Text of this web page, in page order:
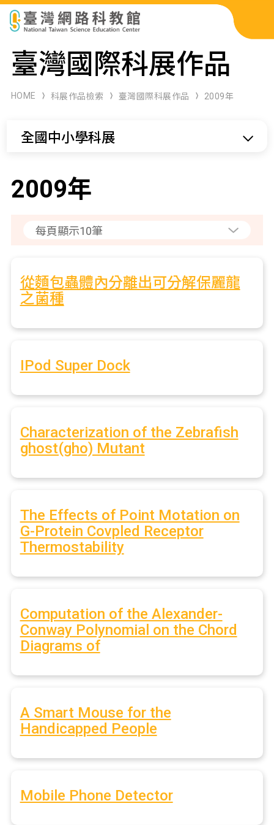
科展作品檢索
科學研習月刊
臺灣國際科展作品
HOME 科展作品檢索 臺灣國際科展作品 2009年
全國中小學科展
2009年
從麵包蟲體內分離出可分解保麗龍
之菌種
IPod Super Dock
Characterization of the Zebrafish
ghost(gho) Mutant
The Effects of Point Motation on
G-Protein Covpled Receptor
Thermostability
Computation of the Alexander-
Conway Polynomial on the Chord
Diagrams of
A Smart Mouse for the
Handicapped People
Mobile Phone Detector